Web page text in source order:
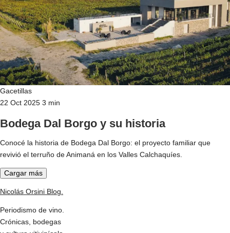
Gacetillas
22 Oct 2025 3 min
Bodega Dal Borgo y su historia
Conocé la historia de Bodega Dal Borgo: el proyecto familiar que
revivió el terruño de Animaná en los Valles Calchaquíes.
Cargar más
Nicolás Orsini Blog
Periodismo de vino.
Crónicas, bodegas